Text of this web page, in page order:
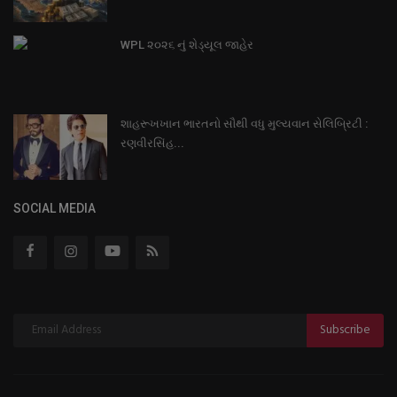
WPL ૨૦૨૬ નું શેડ્યૂલ જાહેર
શાહરૂખખાન ભારતનો સૌથી વધુ મુલ્યવાન સેલિબ્રિટી :
રણવીરસિંહ...
SOCIAL MEDIA
Subscribe